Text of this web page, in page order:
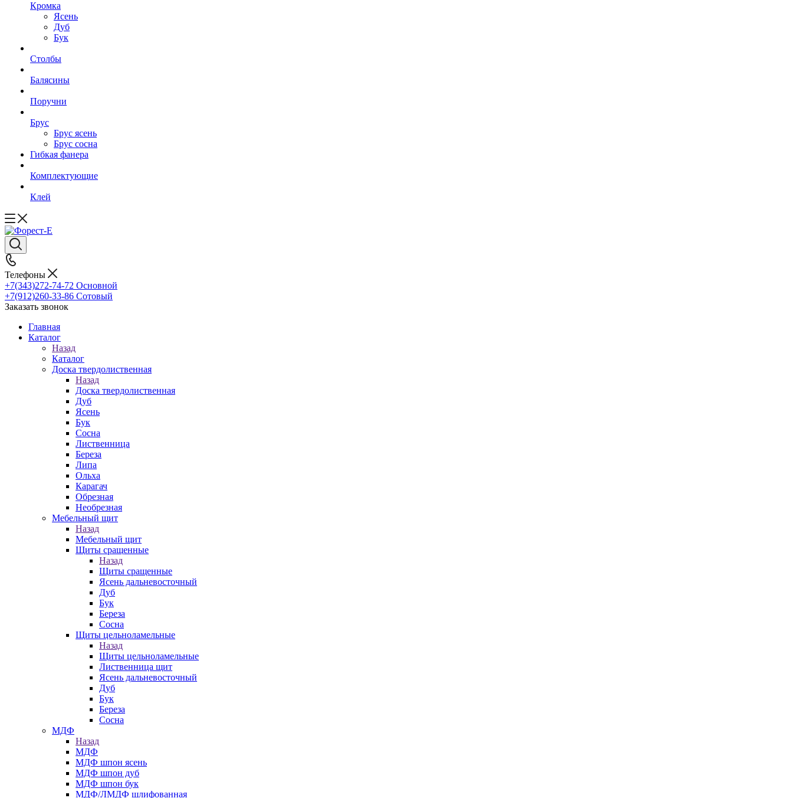
Кромка
Ясень
Дуб
Бук
Столбы
Балясины
Поручни
Брус
Брус ясень
Брус сосна
Гибкая фанера
Комплектующие
Клей
Телефоны
+7(343)272-74-72 Основной
+7(912)260-33-86 Сотовый
Заказать звонок
Главная
Каталог
Назад
Каталог
Доска твердолиственная
Назад
Доска твердолиственная
Дуб
Ясень
Бук
Сосна
Лиственница
Береза
Липа
Ольха
Карагач
Обрезная
Необрезная
Мебельный щит
Назад
Мебельный щит
Щиты сращенные
Назад
Щиты сращенные
Ясень дальневосточный
Дуб
Бук
Береза
Сосна
Щиты цельноламельные
Назад
Щиты цельноламельные
Лиственница щит
Ясень дальневосточный
Дуб
Бук
Береза
Сосна
МДФ
Назад
МДФ
МДФ шпон ясень
МДФ шпон дуб
МДФ шпон бук
МДФ/ЛМДФ шлифованная